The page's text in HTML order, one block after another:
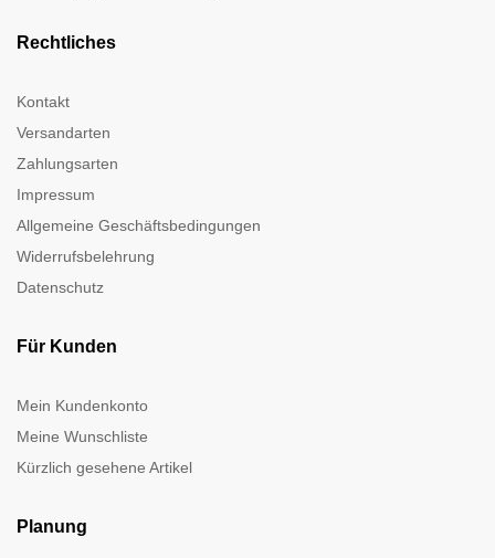
Rechtliches
Kontakt
Versandarten
Zahlungsarten
Impressum
Allgemeine Geschäftsbedingungen
Widerrufsbelehrung
Datenschutz
Für Kunden
Mein Kundenkonto
Meine Wunschliste
Kürzlich gesehene Artikel
Planung